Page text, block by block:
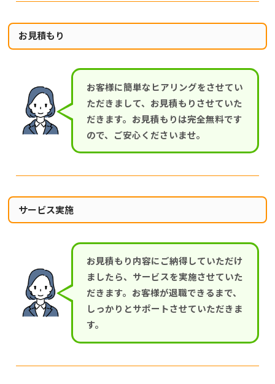
お見積もり
お客様に簡単なヒアリングをさせてい
ただきまして、お見積もりさせていた
だきます。お見積もりは完全無料です
ので、ご安心くださいませ。
サービス実施
お見積もり内容にご納得していただけ
ましたら、サービスを実施させていた
だきます。お客様が退職できるまで、
しっかりとサポートさせていただきま
す。